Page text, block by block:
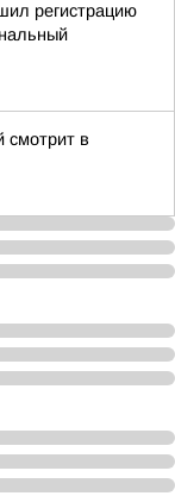
регистрацию
смотрит в